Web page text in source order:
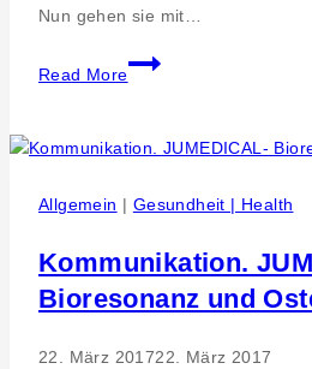
Nun gehen sie mit…
Read More
Projekt
„Zukunft“-
Sozial
der
Künstle
GmbH
Altenburg
Allgemein | Gesundheit | Health
Kommunikation.
Bioresonanz und
22. März 201722. März 2017